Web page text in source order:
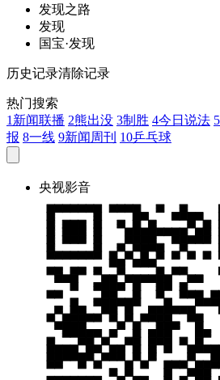
发现之路
发现
国宝·发现
历史记录清除记录
热门搜索
1 新闻联播 2熊出没 3制胜 4今日说法 5
报 8一线 9新闻周刊 10乒乓球
央视影音